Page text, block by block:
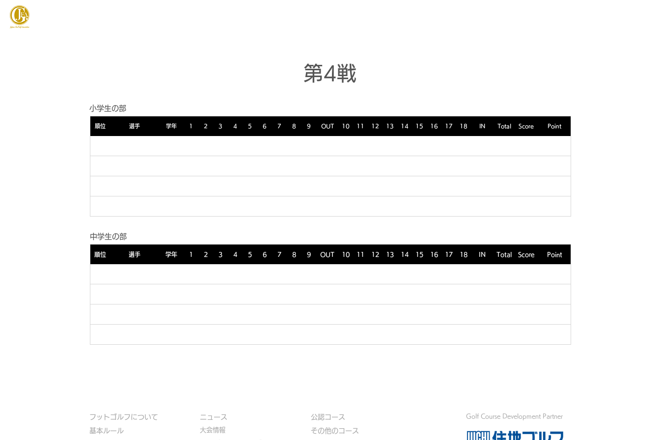
第4戦
小学生の部
順位 選手 学年 1 2 3 4 5 6 7 8 9 OUT 10 11 12 13 14 15 16 17 18 IN Total Score Point
中学生の部
順位 選手 学年 1 2 3 4 5 6 7 8 9 OUT 10 11 12 13 14 15 16 17 18 IN Total Score Point
フットゴルフについて
基本ルール
​ニュース
大会情報
公認コース
​その他のコース
Golf Course Development Partner